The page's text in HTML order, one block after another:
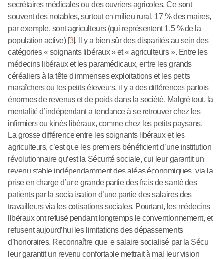
secrétaires médicales ou des ouvriers agricoles. Ce sont
souvent des notables, surtout en milieu rural. 17 % des maires,
par exemple, sont agriculteurs (qui représentent 1,5 % de la
population active)[3]. Il y a bien sûr des disparités au sein des
catégories « soignants libéraux » et « agriculteurs ». Entre les
médecins libéraux et les paramédicaux, entre les grands
céréaliers à la tête d’immenses exploitations et les petits
maraîchers ou les petits éleveurs, il y a des différences parfois
énormes de revenus et de poids dans la société. Malgré tout, la
mentalité d’indépendant a tendance à se retrouver chez les
infirmiers ou kinés libéraux, comme chez les petits paysans.
La grosse différence entre les soignants libéraux et les
agriculteurs, c’est que les premiers bénéficient d’une institution
révolutionnaire qu’est la Sécurité sociale, qui leur garantit un
revenu stable indépendamment des aléas économiques, via la
prise en charge d’une grande partie des frais de santé des
patients par la socialisation d’une partie des salaires des
travailleurs via les cotisations sociales. Pourtant, les médecins
libéraux ont refusé pendant longtemps le conventionnement, et
refusent aujourd’hui les limitations des dépassements
d’honoraires. Reconnaître que le salaire socialisé par la Sécu
leur garantit un revenu confortable mettrait à mal leur vision